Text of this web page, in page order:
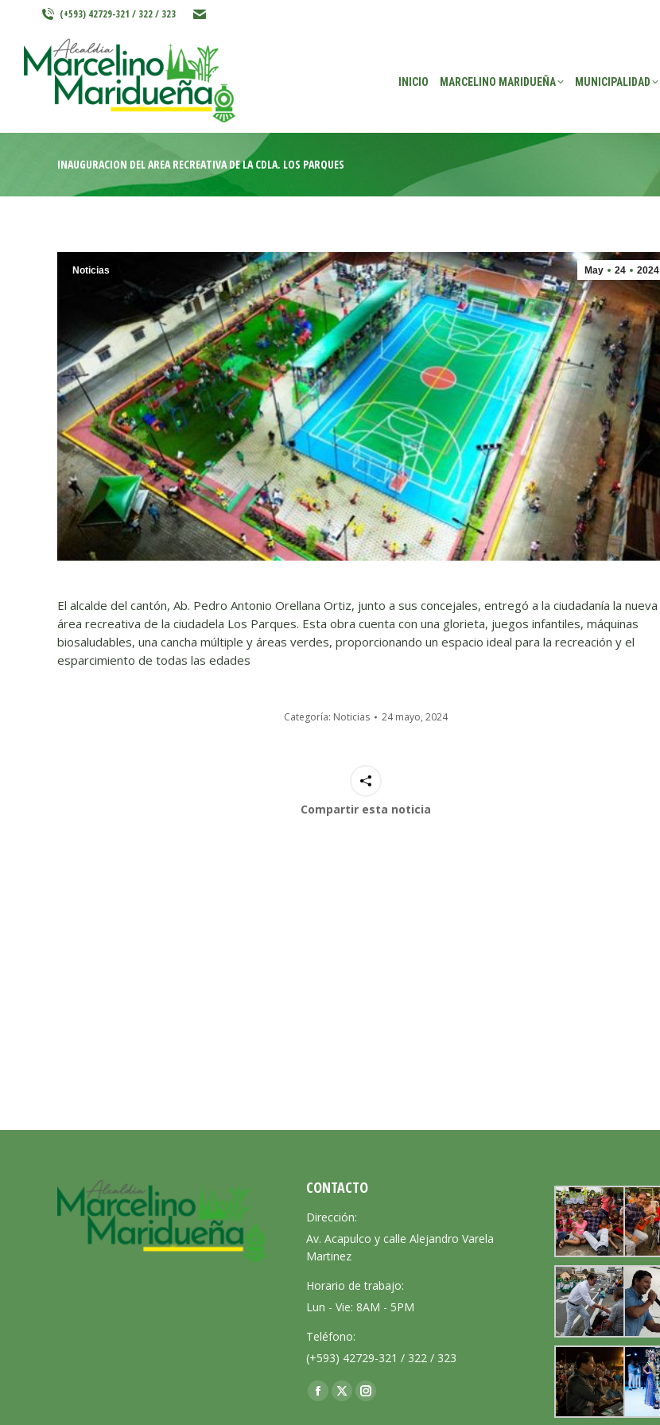
(+593) 42729-321 / 322 / 323
INICIO MARCELINO MARIDUEÑA MUNICIPALIDAD
INAUGURACIÓN DEL ÁREA RECREATIVA DE LA CDLA. LOS PARQUES
May 24 2024
Noticias
El alcalde del cantón, Ab. Pedro Antonio Orellana Ortiz, junto a sus concejales, entregó a la ciudadanía la nueva
área recreativa de la ciudadela Los Parques. Esta obra cuenta con una glorieta, juegos infantiles, máquinas
biosaludables, una cancha múltiple y áreas verdes, proporcionando un espacio ideal para la recreación y el
esparcimiento de todas las edades
Categoría: Noticias 24 mayo, 2024
Compartir esta noticia
CONTACTO
Dirección:
Av. Acapulco y calle Alejandro Varela
Martinez
Horario de trabajo:
Lun - Vie: 8AM - 5PM
Teléfono:
(+593) 42729-321 / 322 / 323
Encuéntranos en:
Facebook
X
Instagram